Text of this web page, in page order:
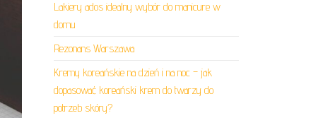
Lakiery ados idealny wybór do manicure w
domu
Rezonans Warszawa
Kremy koreańskie na dzień i na noc – jak
dopasować koreański krem do twarzy do
potrzeb skóry?